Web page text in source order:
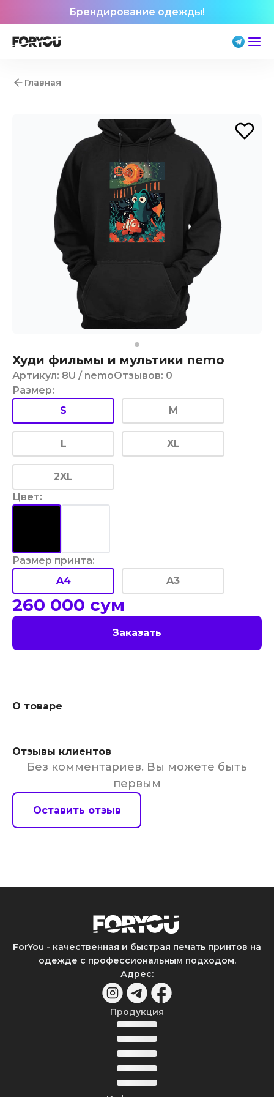
Брендирование одежды!
Главная
Худи фильмы и мультики nemo
Артикул: 8U / nemoОтзывов: 0
Размер:
S
M
L XL
2XL
Цвет:
Размер принта:
A4
A3
260 000 сум
Заказать
О товаре
Отзывы клиентов
Без комментариев. Вы можете быть
первым
Оставить отзыв
ForYou - качественная и быстрая печать принтов на
одежде с профессиональным подходом.
Адрес:
Продукция